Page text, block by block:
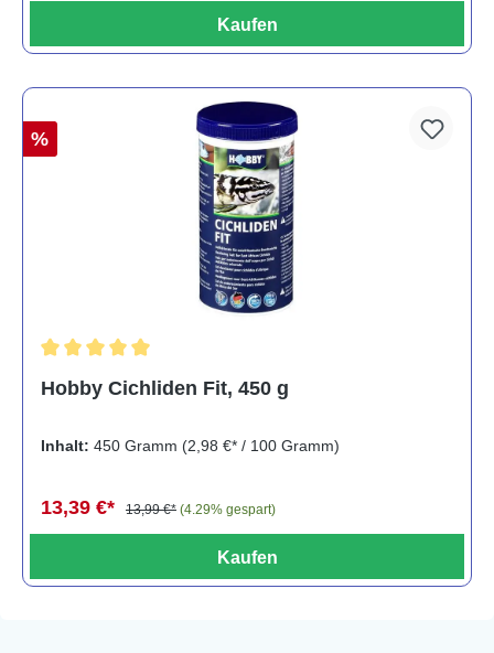
Kaufen
%
Hobby Cichliden Fit, 450 g
Inhalt: 450 Gramm (2,98 €* / 100 Gramm)
13,39 €* 13,99 €* (4.29% gespart)
Kaufen